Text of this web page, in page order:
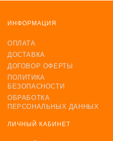
ИНФОРМАЦИЯ
ОПЛАТА
ДОСТАВКА
ДОГОВОР ОФЕРТЫ
ПОЛИТИКА
БЕЗОПАСНОСТИ
ОБРАБОТКА
ПЕРСОНАЛЬНЫХ ДАННЫХ
ЛИЧНЫЙ КАБИНЕТ